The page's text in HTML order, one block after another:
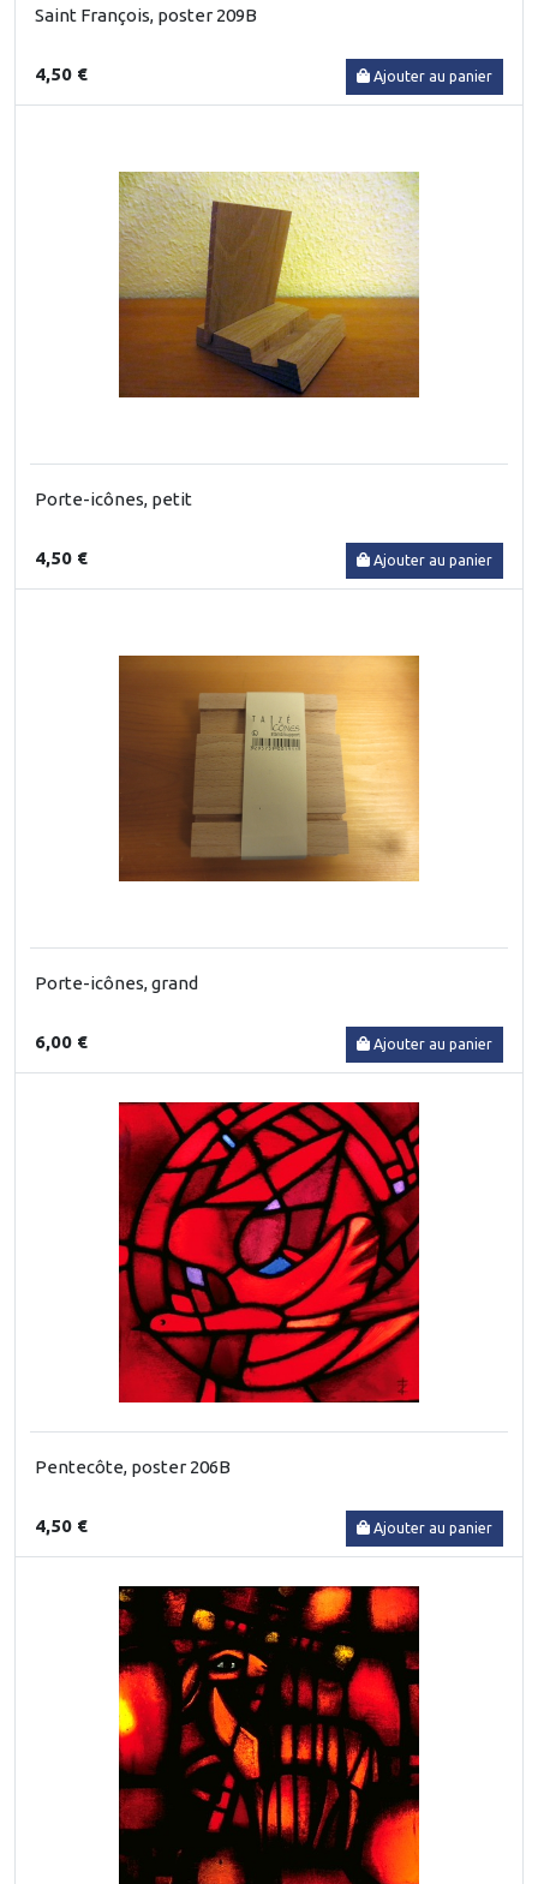
Saint François, poster 209B
4,50 € Ajouter au panier
Porte-icônes, petit
4,50 € Ajouter au panier
Porte-icônes, grand
6,00 € Ajouter au panier
Pentecôte, poster 206B
4,50 € Ajouter au panier